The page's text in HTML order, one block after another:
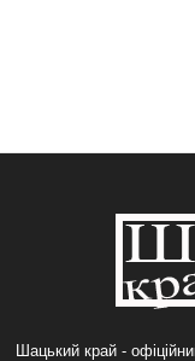
Шацький край -